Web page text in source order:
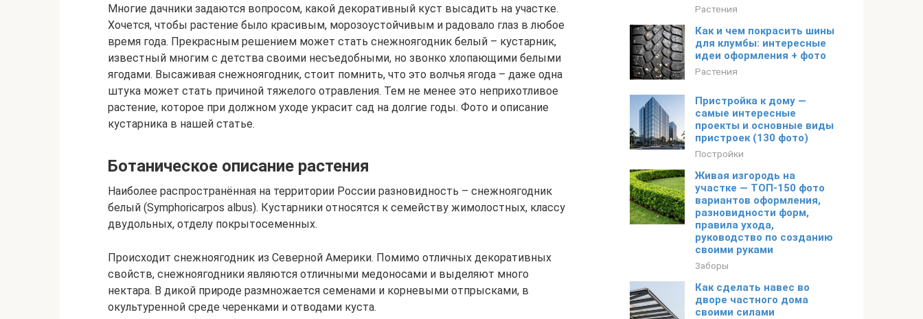
Многие дачники задаются вопросом, какой декоративный куст высадить на участке.
Хочется, чтобы растение было красивым, морозоустойчивым и радовало глаз в любое
время года. Прекрасным решением может стать снежноягодник белый – кустарник,
известный многим с детства своими несъедобными, но звонко хлопающими белыми
ягодами. Высаживая снежноягодник, стоит помнить, что это волчья ягода – даже одна
штука может стать причиной тяжелого отравления. Тем не менее это неприхотливое
растение, которое при должном уходе украсит сад на долгие годы. Фото и описание
кустарника в нашей статье.
Ботаническое описание растения
Наиболее распространённая на территории России разновидность – снежноягодник
белый (Symphoricarpos albus). Кустарники относятся к семейству жимолостных, классу
двудольных, отделу покрытосеменных.
Происходит снежноягодник из Северной Америки. Помимо отличных декоративных
свойств, снежноягодники являются отличными медоносами и выделяют много
нектара. В дикой природе размножается семенами и корневыми отпрысками, в
окультуренной среде черенками и отводами куста.
Растения
Как и чем покрасить шины
для клумбы: интересные
идеи оформления + фото
Растения
Пристройка к дому —
самые интересные
проекты и основные виды
пристроек (130 фото)
Постройки
Живая изгородь на
участке — ТОП-150 фото
вариантов оформления,
разновидности форм,
правила ухода,
руководство по созданию
своими руками
Заборы
Как сделать навес во
дворе частного дома
своими силами